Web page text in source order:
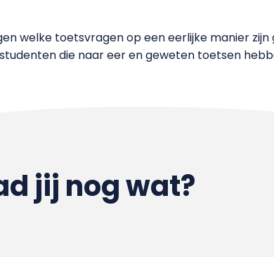
welke toetsvragen op een eerlijke manier
die naar eer en geweten toetsen
jij nog wat?